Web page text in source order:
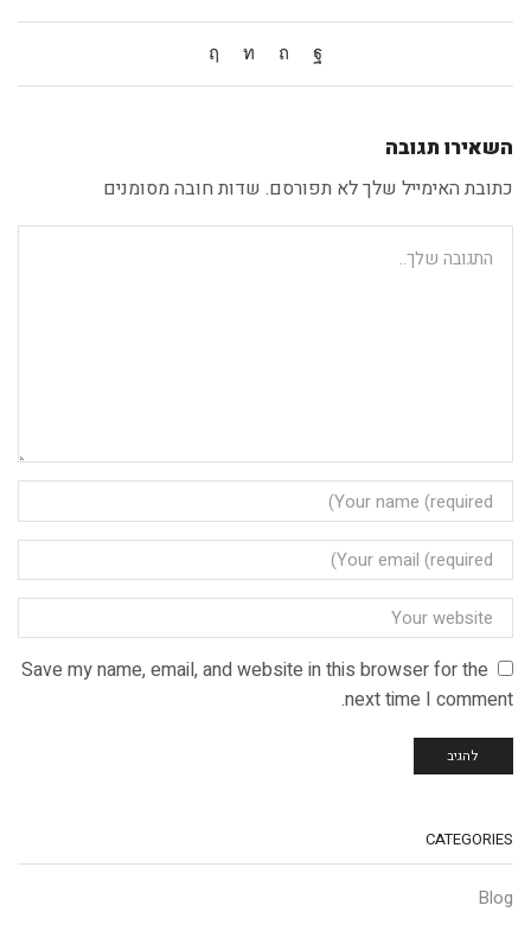
השאירו תגובה
כתובת האימייל שלך לא תפורסם. שדות חובה מסומנים
Save my name, email, and website in this browser for the
next time I comment.
CATEGORIES
Blog